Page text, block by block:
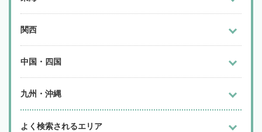
関西
中国・四国
九州・沖縄
よく検索されるエリア